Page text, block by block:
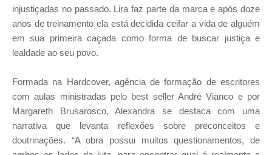
injustiçadas no passado. Lira faz parte da marca e após doze
anos de treinamento ela está decidida ceifar a vida de alguém
em sua primeira caçada como forma de buscar justiça e
lealdade ao seu povo.
Formada na Hardcover, agência de formação de escritores
com aulas ministradas pelo best seller André Vianco e por
Margareth Brusarosco, Alexandra se destaca com uma
narrativa que levanta reflexões sobre preconceitos e
doutrinações. “A obra possui muitos questionamentos, de